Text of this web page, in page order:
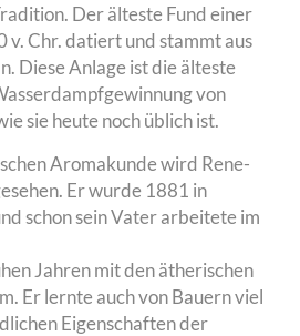
Der älteste Fund einer
Chr. datiert und stammt aus
Diese Anlage ist die älteste
von
sie heute noch üblich ist.
Aromakunde wird Rene-
Er wurde 1881 in
schon sein Vater arbeitete im
Jahren mit den ätherischen
Er lernte auch von Bauern viel
Eigenschaften der